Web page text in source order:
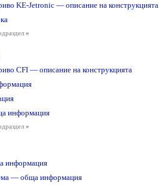
KE-Jetronic — описание на конструкцията
»
CFI — описание на конструкцията
информация
»
информация
— обща информация